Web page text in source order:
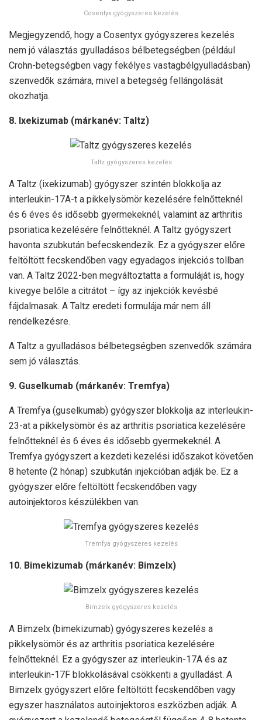
Cosentyx gyógyszeres kezelés
Megjegyzendő, hogy a Cosentyx gyógyszeres kezelés
nem jó választás gyulladásos bélbetegségben (például
Crohn-betegségben vagy fekélyes vastagbélgyulladásban)
szenvedők számára, mivel a betegség fellángolását
okozhatja.
8. Ixekizumab (márkanév: Taltz)
Taltz gyógyszeres kezelés
A Taltz (ixekizumab) gyógyszer szintén blokkolja az
interleukin-17A-t a pikkelysömör kezelésére felnőtteknél
és 6 éves és idősebb gyermekeknél, valamint az arthritis
psoriatica kezelésére felnőtteknél. A Taltz gyógyszert
havonta szubkután befecskendezik. Ez a gyógyszer előre
feltöltött fecskendőben vagy egyadagos injekciós tollban
van. A Taltz 2022-ben megváltoztatta a formuláját is, hogy
kivegye belőle a citrátot – így az injekciók kevésbé
fájdalmasak. A Taltz eredeti formulája már nem áll
rendelkezésre.
A Taltz a gyulladásos bélbetegségben szenvedők számára
sem jó választás.
9. Guselkumab (márkanév: Tremfya)
A Tremfya (guselkumab) gyógyszer blokkolja az interleukin-
23-at a pikkelysömör és az arthritis psoriatica kezelésére
felnőtteknél és 6 éves és idősebb gyermekeknél. A
Tremfya gyógyszert a kezdeti kezelési időszakot követően
8 hetente (2 hónap) szubkután injekcióban adják be. Ez a
gyógyszer előre feltöltött fecskendőben vagy
autoinjektoros készülékben van.
Tremfya gyógyszeres kezelés
10. Bimekizumab (márkanév: Bimzelx)
Bimzelx gyógyszeres kezelés
A Bimzelx (bimekizumab) gyógyszeres kezelés a
pikkelysömör és az arthritis psoriatica kezelésére
felnőtteknél. Ez a gyógyszer az interleukin-17A és az
interleukin-17F blokkolásával csökkenti a gyulladást. A
Bimzelx gyógyszert előre feltöltött fecskendőben vagy
egyszer használatos autoinjektoros eszközben adják. A